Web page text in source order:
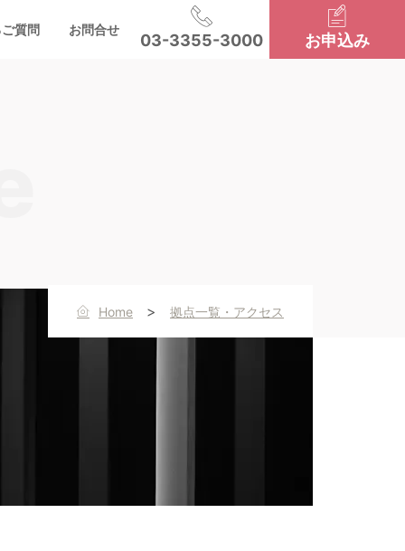
質問 お問合せ
03-3355-3000 お申込み
Home > 拠点一覧・アクセス